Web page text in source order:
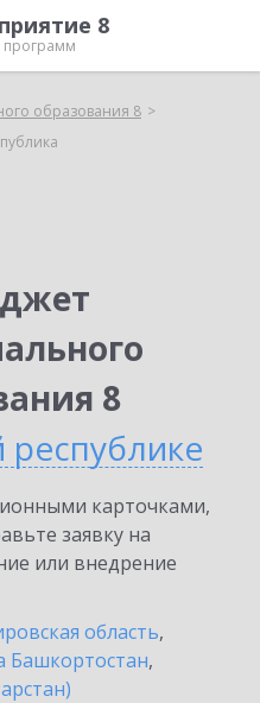
8
программ
образования 8
8
республике
карточками,
заявку на
или внедрение
область,
Башкортостан,